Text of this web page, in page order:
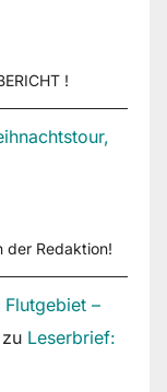
!
der Redaktion!
–
zu Leserbrief: